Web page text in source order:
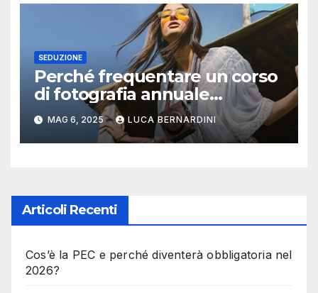
SEDUZIONE
Perché frequentare un corso
di fotografia annuale
certificato: 5 buoni motivi
MAG 6, 2025 LUCA BERNARDINI
Articoli Recenti
Cos’è la PEC e perché diventerà obbligatoria nel
2026?